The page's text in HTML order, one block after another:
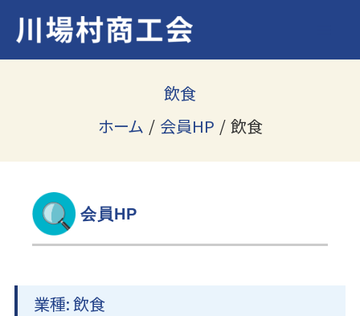
を
プ
飲食
ホーム
会員HP 飲食
会員HP
業種: 飲食